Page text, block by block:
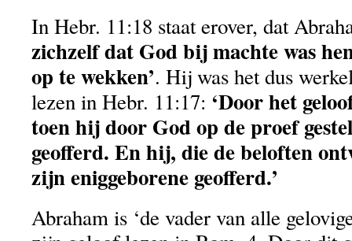
In Hebr. 11:18 staat erover, dat
zichzelf dat God bij machte was
op te wekken’. Hij was het dus
lezen in Hebr. 11:17: ‘Door het
toen hij door God op de proef
geofferd. En hij, die de beloften
zijn eniggeborene geofferd.’
Abraham is ‘de vader van alle